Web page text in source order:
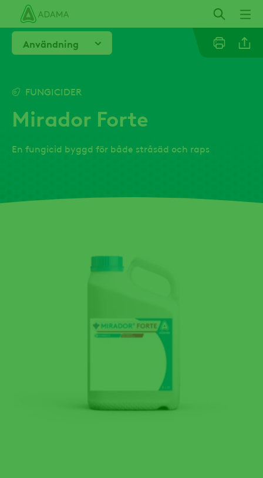
Hoppa
huvudinnehåll
Användning
FUNGICIDER
Mirador Forte
En fungicid byggd för både stråsäd och raps